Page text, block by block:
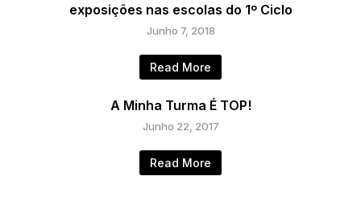
exposições nas escolas do 1º Ciclo
Junho 7, 2018
Read More
A Minha Turma É TOP!
Junho 22, 2017
Read More